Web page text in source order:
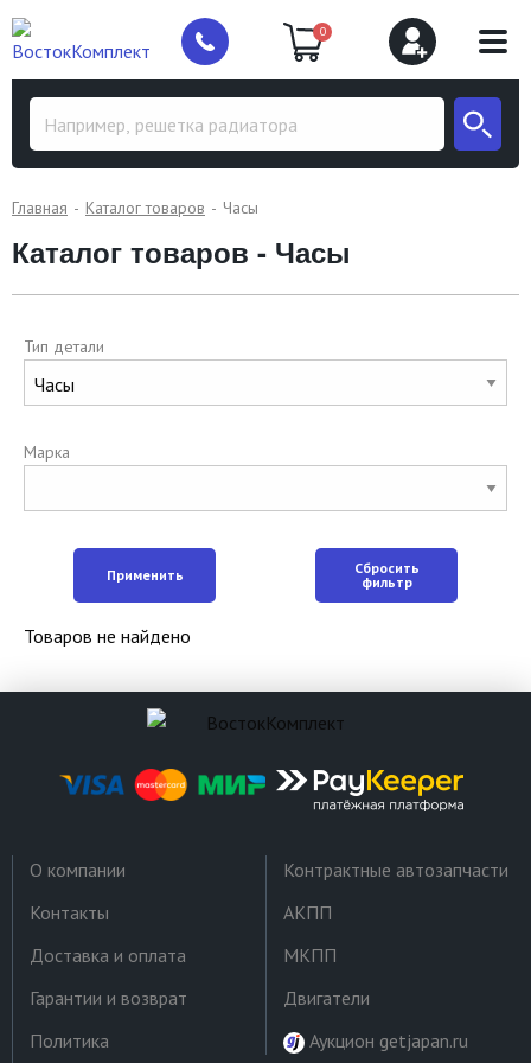
0
Главная Каталог товаров Часы
Каталог товаров - Часы
Тип детали
Марка
Применить
Сбросить
фильтр
Товаров не найдено
О компании
Контакты
Доставка и оплата
Гарантии и возврат
Политика
Контрактные автозапчасти
АКПП
МКПП
Двигатели
Аукцион getjapan.ru